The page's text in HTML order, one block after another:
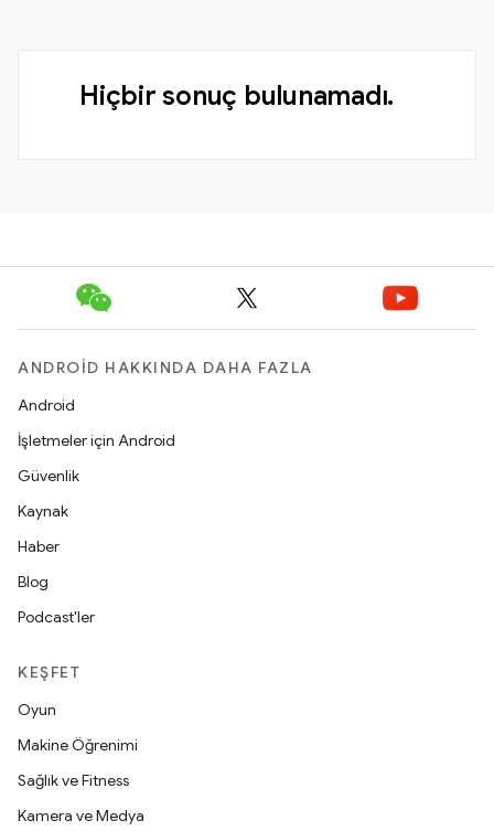
Hiçbir sonuç bulunamadı.
ANDROID HAKKINDA DAHA FAZLA
Android
İşletmeler için Android
Güvenlik
Kaynak
Haber
Blog
Podcast'ler
KEŞFET
Oyun
Makine Öğrenimi
Sağlık ve Fitness
Kamera ve Medya